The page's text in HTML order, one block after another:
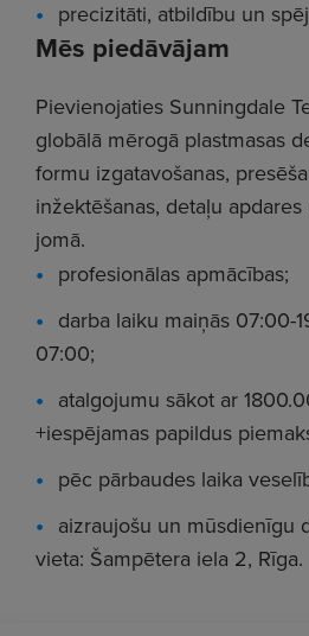
Mēs piedāvājam
Pievienojaties Sunningdale
globālā mērogā plastmasas
formu izgatavošanas,
inžektēšanas, detaļu
jomā.
profesionālas apmācības;
darba laiku maiņās 07:00-
07:00;
atalgojumu sākot ar
+iespējamas papildus
pēc pārbaudes laika
aizraujošu un mūsdienīgu
vieta: Šampētera iela 2, Rīga.
precizitāti, atbildību un